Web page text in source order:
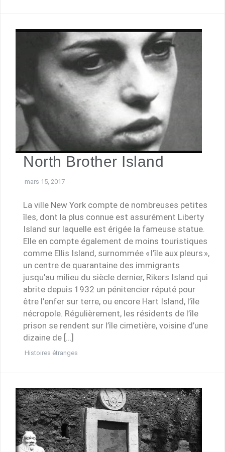
North Brother Island
mars 15, 2017
La ville New York compte de nombreuses petites
îles, dont la plus connue est assurément Liberty
Island sur laquelle est érigée la fameuse statue.
Elle en compte également de moins touristiques
comme Ellis Island, surnommée « l’île aux pleurs »,
un centre de quarantaine des immigrants
jusqu’au milieu du siècle dernier, Rikers Island qui
abrite depuis 1932 un pénitencier réputé pour
être l’enfer sur terre, ou encore Hart Island, l’île
nécropole. Régulièrement, les résidents de l’île
prison se rendent sur l’île cimetière, voisine d’une
dizaine de […]
Histoires étranges